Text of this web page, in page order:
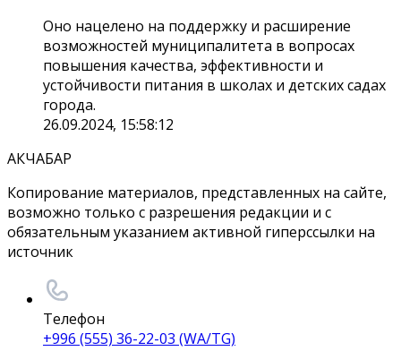
Оно нацелено на поддержку и расширение
возможностей муниципалитета в вопросах
повышения качества, эффективности и
устойчивости питания в школах и детских садах
города.
26.09.2024, 15:58:12
АКЧАБАР
Копирование материалов, представленных на сайте,
возможно только с разрешения редакции и с
обязательным указанием активной гиперссылки на
источник
Телефон
+996 (555) 36-22-03 (WA/TG)